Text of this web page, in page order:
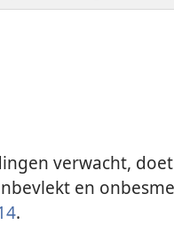
verwacht,
en
.